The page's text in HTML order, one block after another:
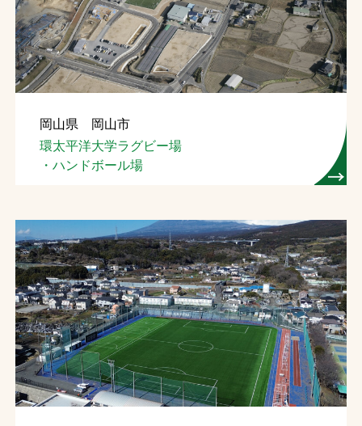
岡山県 岡山市
環太平洋大学ラグビー場
・ハンドボール場